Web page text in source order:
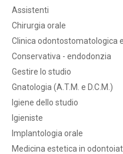
Assistenti
Chirurgia orale
Clinica odontostomatologica
Conservativa - endodonzia
Gestire lo studio
Gnatologia (A.T.M. e D.C.M.)
Igiene dello studio
Igieniste
Implantologia orale
Medicina estetica in